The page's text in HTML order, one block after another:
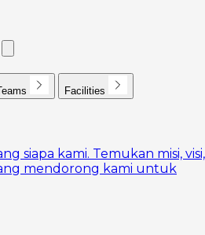
Facilities
siapa kami. Temukan misi, visi,
mendorong kami untuk